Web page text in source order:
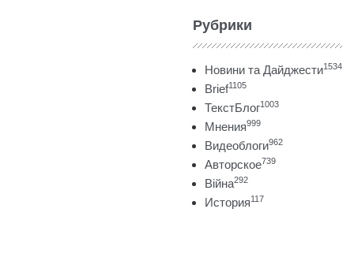
Рубрики
Новини та Дайджести1534
Brief1105
ТекстБлог1003
Мнения999
Видеоблоги962
Авторское739
Війна292
История117